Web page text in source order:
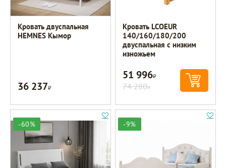
Кровать двуспальная
HEMNES Кымор
36 237Р
Кровать LCOEUR
140/160/180/200
двуспальная с низким
изножьем
51 996Р
74 280Р
-60% -9%